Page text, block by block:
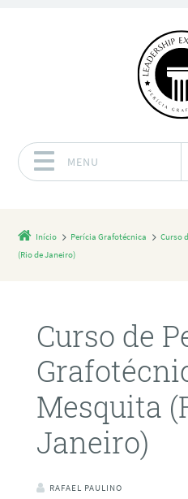
MENU
Início Perícia Grafotécnica
Curso
(Rio de Janeiro)
Curso de
Mesquita
Janeiro)
RAFAEL PAULINO